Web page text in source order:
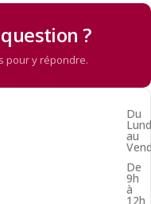
?
pour y répondre.
Du
au
De
9h
à
12h